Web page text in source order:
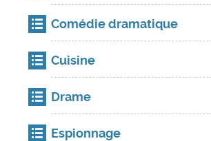
Comédie dramatique
Cuisine
Drame
Espionnage